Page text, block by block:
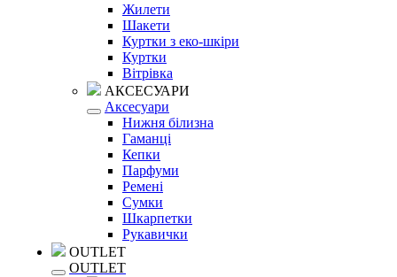
Жилети
Шакети
Куртки з еко-шкіри
Куртки
Вітрівка
АКСЕСУАРИ
Аксесуари
Нижня білизна
Гаманці
Кепки
Парфуми
Ремені
Сумки
Шкарпетки
Рукавички
OUTLET
OUTLET